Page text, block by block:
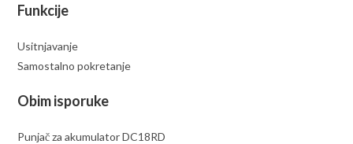
Funkcije
Usitnjavanje
Samostalno pokretanje
Obim isporuke
Punjač za akumulator DC18RD